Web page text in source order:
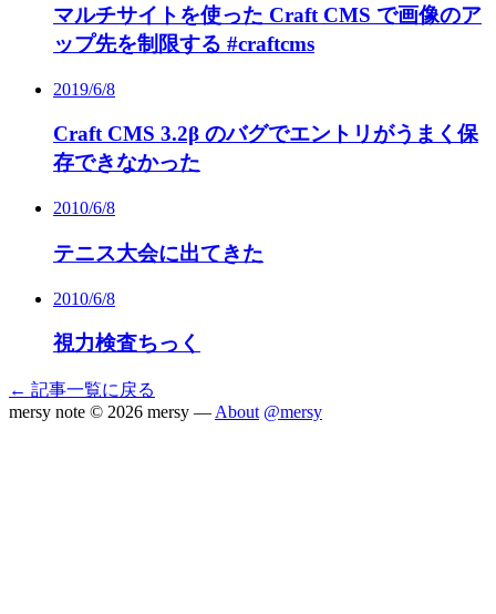
マルチサイトを使った Craft CMS で画像のア
ップ先を制限する #craftcms
2019/6/8
Craft CMS 3.2β のバグでエントリがうまく保
存できなかった
2010/6/8
テニス大会に出てきた
2010/6/8
視力検査ちっく
← 記事一覧に戻る
mersy note © 2026 mersy — About @mersy